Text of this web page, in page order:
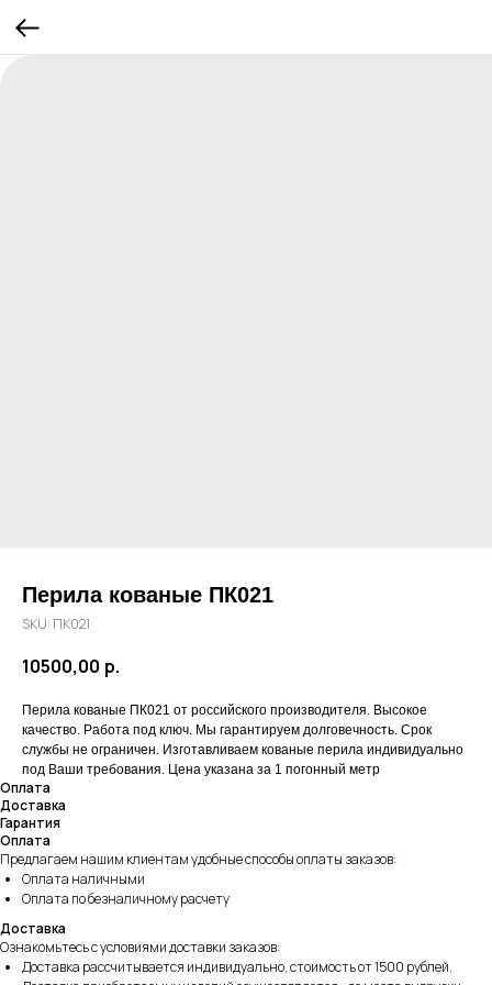
Перила кованые ПК021
SKU: ПК021
10500,00 р.
Перила кованые ПК021 от российского производителя. Высокое
качество. Работа под ключ. Мы гарантируем долговечность. Срок
службы не ограничен. Изготавливаем кованые перила индивидуально
под Ваши требования. Цена указана за 1 погонный метр
Оплата
Доставка
Гарантия
Оплата
Предлагаем нашим клиентам удобные способы оплаты заказов:
Оплата наличными
Оплата по безналичному расчету
Доставка
Ознакомьтесь с условиями доставки заказов:
Доставка рассчитывается индивидуально, стоимость от 1500 рублей.